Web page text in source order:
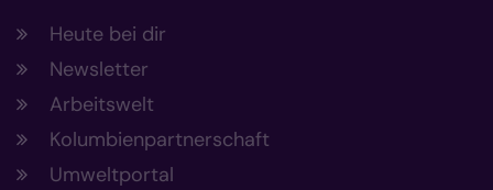
Heute bei dir
Newsletter
Arbeitswelt
Kolumbienpartnerschaft
Umweltportal